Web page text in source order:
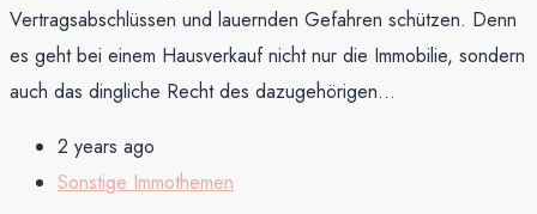
Vertragsabschlüssen und lauernden Gefahren schützen. Denn
es geht bei einem Hausverkauf nicht nur die Immobilie, sondern
auch das dingliche Recht des dazugehörigen...
2 years ago
Sonstige Immothemen